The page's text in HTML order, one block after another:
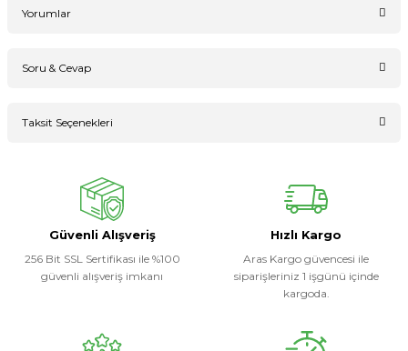
Yorumlar
Soru & Cevap
Taksit Seçenekleri
Güvenli Alışveriş
256 Bit SSL Sertifikası ile %100
güvenli alışveriş imkanı
Hızlı Kargo
Aras Kargo güvencesi ile
siparişleriniz 1 işgünü içinde
kargoda.